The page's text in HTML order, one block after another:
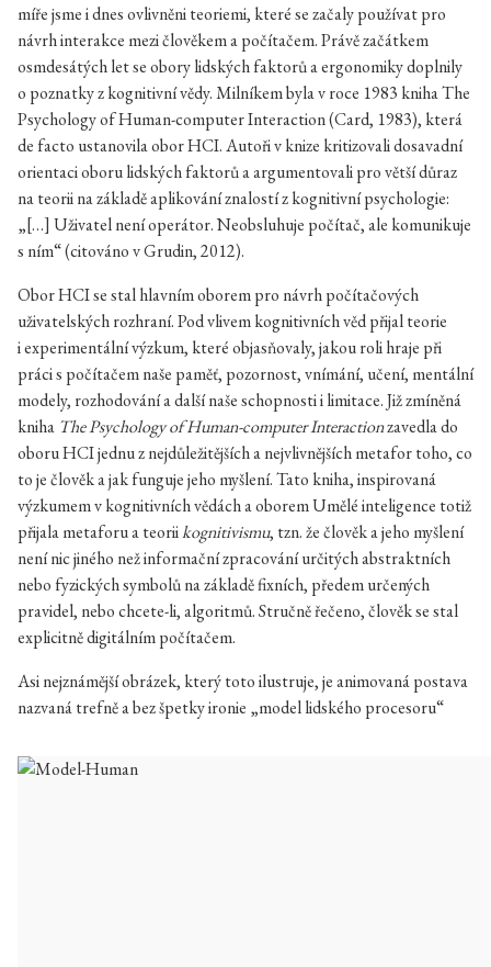
míře jsme i dnes ovlivněni teoriemi, které se začaly používat pro
návrh interakce mezi člověkem a počítačem. Právě začátkem
osmdesátých let se obory lidských faktorů a ergonomiky doplnily
o poznatky z kognitivní vědy. Milníkem byla v roce 1983 kniha The
Psychology of Human-computer Interaction (Card, 1983), která
de facto ustanovila obor HCI. Autoři v knize kritizovali dosavadní
orientaci oboru lidských faktorů a argumentovali pro větší důraz
na teorii na základě aplikování znalostí z kognitivní psychologie:
„[…] Uživatel není operátor. Neobsluhuje počítač, ale komunikuje
s ním“ (citováno v Grudin, 2012).
Obor HCI se stal hlavním oborem pro návrh počítačových
uživatelských rozhraní. Pod vlivem kognitivních věd přijal teorie
i experimentální výzkum, které objasňovaly, jakou roli hraje při
práci s počítačem naše paměť, pozornost, vnímání, učení, mentální
modely, rozhodování a další naše schopnosti i limitace. Již zmíněná
kniha The Psychology of Human-computer Interactionzavedla do
oboru HCI jednu z nejdůležitějších a nejvlivnějších metafor toho, co
to je člověk a jak funguje jeho myšlení. Tato kniha, inspirovaná
výzkumem v kognitivních vědách a oborem Umělé inteligence totiž
přijala metaforu a teoriikognitivismu, tzn. že člověk a jeho myšlení
není nic jiného než informační zpracování určitých abstraktních
nebo fyzických symbolů na základě fixních, předem určených
pravidel, nebo chcete-li, algoritmů. Stručně řečeno, člověk se stal
explicitně digitálním počítačem.
Asi nejznámější obrázek, který toto ilustruje, je animovaná postava
nazvaná trefně a bez špetky ironie „model lidského procesoru“